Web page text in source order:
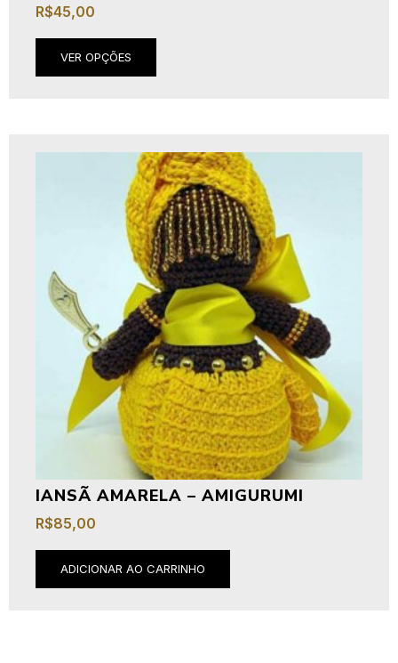
R$45,00
VER OPÇÕES
IANSÃ AMARELA – AMIGURUMI
R$85,00
ADICIONAR AO CARRINHO